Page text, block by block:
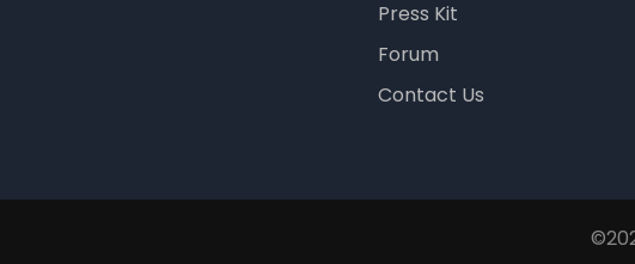
Press Kit
Forum
Contact Us